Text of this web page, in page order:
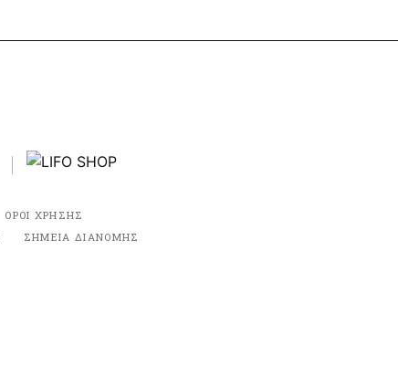
ΟΡΟΙ ΧΡΗΣΗΣ
ΣΗΜΕΙΑ ΔΙΑΝΟΜΗΣ